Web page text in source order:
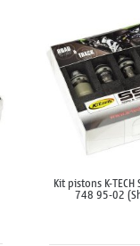
Kit pistons K-TECH
748 95-02